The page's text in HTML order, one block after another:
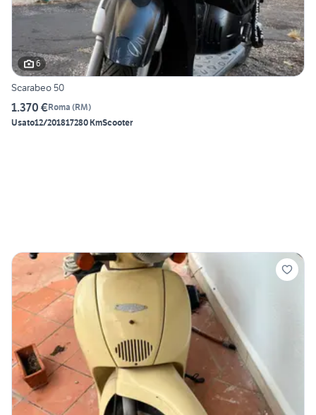
6
Scarabeo 50
1.370 €Roma (RM)
Usato12/201817280 KmScooter